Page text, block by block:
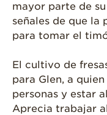
mayor parte de
señales de que la
para tomar el
El cultivo de
para Glen, a
personas y estar
Aprecia trabajar